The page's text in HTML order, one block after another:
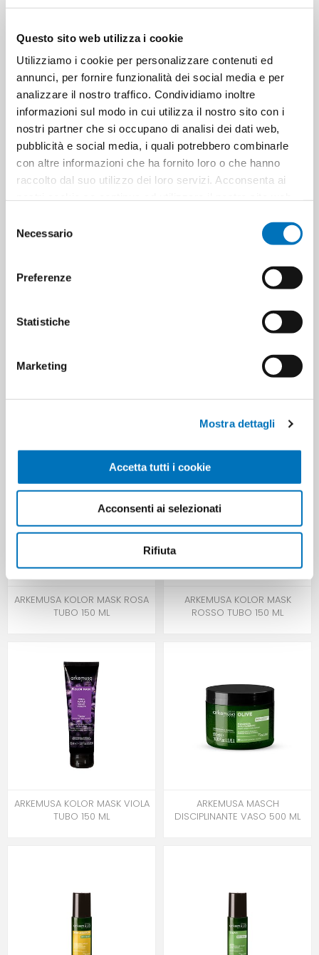
Questo sito web utilizza i cookie
Utilizziamo i cookie per personalizzare contenuti ed
annunci, per fornire funzionalità dei social media e per
analizzare il nostro traffico. Condividiamo inoltre
informazioni sul modo in cui utilizza il nostro sito con i
nostri partner che si occupano di analisi dei dati web,
pubblicità e social media, i quali potrebbero combinarle
con altre informazioni che ha fornito loro o che hanno
raccolto dal suo utilizzo dei loro servizi. Acconsenta ai
delNecessario
Preferenze
Statistiche
Marketing
Mostra dettagli
Accetta tutti i cookie
Acconsenti ai selezionati
Rifiuta
FLUORO 75 TRIPLA PROTEZIONE
JUNIOR 6-12 ANNI 50 ML
ARKEMUSA KOLOR MASK
ARKEMUSA KOLOR MASK RAME
ARKEMUSA KOLOR MASK ROSA
TUBO 150 ML
ARKEMUSA KOLOR MASK
ROSSO TUBO 150 ML
ARKEMUSA KOLOR MASK VIOLA
TUBO 150 ML
ARKEMUSA MASCH
DISCIPLINANTE VASO 500 ML